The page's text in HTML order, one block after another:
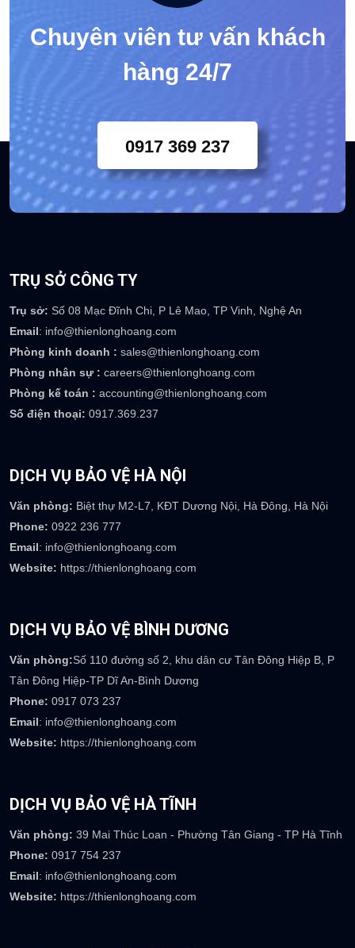
Chuyên viên tư vấn khách
hàng 24/7
0917 369 237
TRỤ SỞ CÔNG TY
Trụ sở: Số 08 Mạc Đĩnh Chi, P Lê Mao, TP Vinh, Nghệ An
Email: info@thienlonghoang.com
Phòng kinh doanh : sales@thienlonghoang.com
Phòng nhân sự : careers@thienlonghoang.com
Phòng kế toán : accounting@thienlonghoang.com
Số điện thoại: 0917.369.237
DỊCH VỤ BẢO VỆ HÀ NỘI
Văn phòng: Biệt thự M2-L7, KĐT Dương Nội, Hà Đông, Hà Nội
Phone: 0922 236 777
Email: info@thienlonghoang.com
Website: https://thienlonghoang.com
DỊCH VỤ BẢO VỆ BÌNH DƯƠNG
Văn phòng:Số 110 đường số 2, khu dân cư Tân Đông Hiệp B, P
Tân Đông Hiệp-TP Dĩ An-Bình Dương
Phone: 0917 073 237
Email: info@thienlonghoang.com
Website: https://thienlonghoang.com
DỊCH VỤ BẢO VỆ HÀ TĨNH
Văn phòng: 39 Mai Thúc Loan - Phường Tân Giang - TP Hà Tĩnh
Phone: 0917 754 237
Email: info@thienlonghoang.com
Website: https://thienlonghoang.com